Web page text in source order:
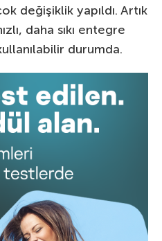
değişiklik yapıldı. Artık
daha sıkı entegre
durumda.